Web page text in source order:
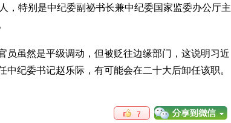
，特别是中纪委副祕书长兼中纪委国家监委办公厅主
员虽然是平级调动，但被贬往边缘部门，这说明习近
纪委书记赵乐际，有可能会在二十大后卸任该职。
7